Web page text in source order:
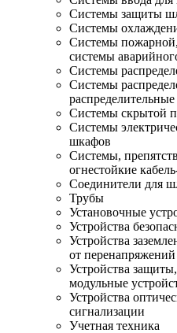
Системы защиты
Системы
Системы
системы
Системы
Системы
распределительные
Системы скрытой
Системы
шкафов
Системы,
огнестойкие
Соединители для
Трубы
Установочные
Устройства
Устройства
от перенапряжений
Устройства
модульные
Устройства
сигнализации
Учетная техника